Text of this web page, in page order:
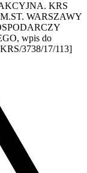
KRS
WARSZAWY
wpis do
3738/17/113]